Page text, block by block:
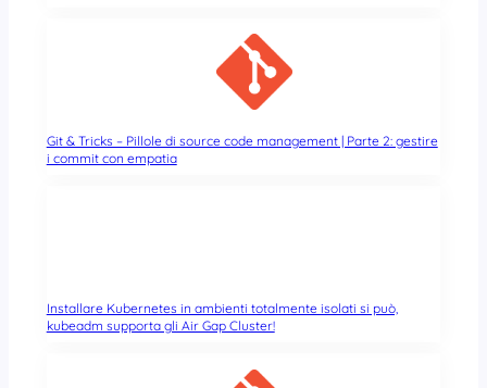
Git & Tricks – Pillole di source code management | Parte 2: gestire
i commit con empatia
Installare Kubernetes in ambienti totalmente isolati si può,
kubeadm supporta gli Air Gap Cluster!